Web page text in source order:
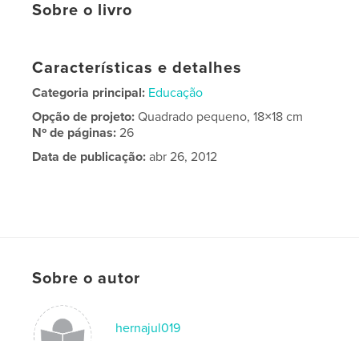
Sobre o livro
Características e detalhes
Categoria principal: Educação
Opção de projeto:Quadrado pequeno, 18×18 cm
Nº de páginas:26
Data de publicação: abr 26, 2012
Sobre o autor
hernajul019